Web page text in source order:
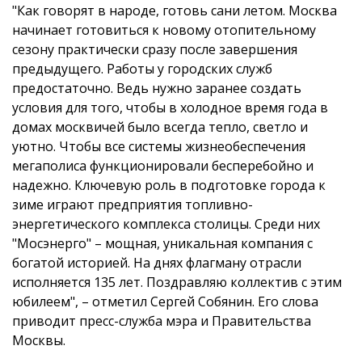
"Как говорят в народе, готовь сани летом. Москва
начинает готовиться к новому отопительному
сезону практически сразу после завершения
предыдущего. Работы у городских служб
предостаточно. Ведь нужно заранее создать
условия для того, чтобы в холодное время года в
домах москвичей было всегда тепло, светло и
уютно. Чтобы все системы жизнеобеспечения
мегаполиса функционировали бесперебойно и
надежно. Ключевую роль в подготовке города к
зиме играют предприятия топливно-
энергетического комплекса столицы. Среди них
"Мосэнерго" – мощная, уникальная компания с
богатой историей. На днях флагману отрасли
исполняется 135 лет. Поздравляю коллектив с этим
юбилеем", – отметил Сергей Собянин. Его слова
приводит пресс-служба мэра и Правительства
Москвы.